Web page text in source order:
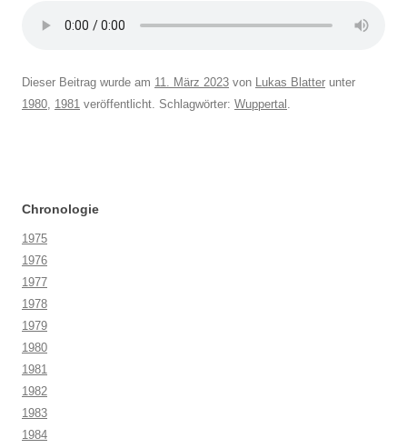
Dieser Beitrag wurde am 11. März 2023 von Lukas Blatter unter
1980 1981 veröffentlicht. Schlagwörter: Wuppertal
Chronologie
1975
1976
1977
1978
1979
1980
1981
1982
1983
1984